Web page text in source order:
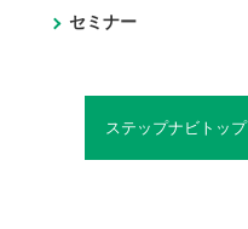
セミナー
ステップナビトップ